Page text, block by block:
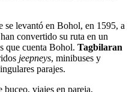
se levantó en Bohol, en 1595, a
convertido su ruta en un
que cuenta Bohol. Tagbilaran
jeepneys, minibuses y
parajes.